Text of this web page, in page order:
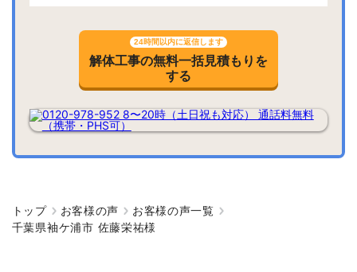
24時間以内に返信します
解体工事の無料一括見積もりを
する
トップ お客様の声
お客様の声一覧
千葉県袖ケ浦市 佐藤栄祐様